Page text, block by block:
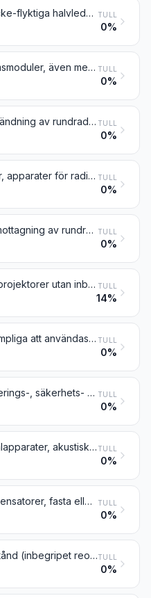
Skivor, band, icke-flyktiga halvledarminnen, smartkort och andra medier för inspelning av ljud eller av andra fenomen, även inspelade, inbegripet matriser och förlagor (masters) för framställning av skivor med undantag av produkter enligt kapitel 37 TULL
0%
Platta bildskärmsmoduler, även med pekskärmar TULL
0%
Apparater för sändning av rundradio eller television, även med inbyggd utrustning för mottagning, ljudinspelning eller ljudåtergivning; televisionskameror, digitala kameror och videokameror TULL
0%
Radarapparater, apparater för radionavigering samt apparater för radiomanövrering eller radiostyrning TULL
0%
Apparater för mottagning av rundradio, även med inbyggd utrustning för inspelning eller återgivning av ljud eller med inbyggt ur TULL
0%
Monitorer och projektorer utan inbyggd televisionsmottagare; televisionsmottagare, även med inbyggd rundradiomottagare eller inbyggd utrustning för inspelning eller återgivning av ljud eller videosignaler TULL
14%
Delar som är lämpliga att användas uteslutande eller huvudsakligen till apparater enligt nr 8524–8528 TULL
0%
Elektrisk signalerings-, säkerhets- eller trafikövervakningsutrustning för järnvägar, spårvägar, landsvägar, gator, floder, kanaler, parkeringsplatser, hamnanläggningar eller flygfält (andra än sådana enligt nr 8608) TULL
0%
Elektriska signalapparater, akustiska eller visuella (t.ex. ringklockor, sirener, signaltablåer samt tjuvlarms- och brandlarmsapparater), andra än apparater enligt nr 8512 eller 8530 TULL
0%
Elektriska kondensatorer, fasta eller variabla TULL
0%
Elektriska motstånd (inbegripet reostater och potentiometrar), andra än värmemotståndTULL
0%